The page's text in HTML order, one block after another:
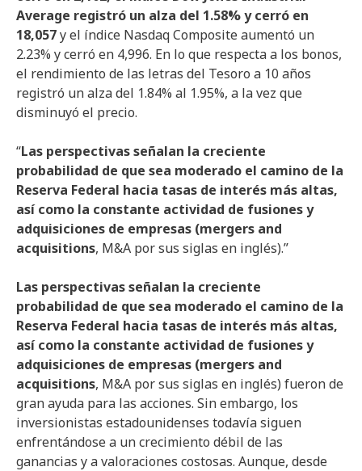
Average registró un alza del 1.58% y cerró en
18,057y el índice Nasdaq Composite aumentó un
2.23% y cerró en 4,996. En lo que respecta a los bonos,
el rendimiento de las letras del Tesoro a 10 años
registró un alza del 1.84% al 1.95%, a la vez que
disminuyó el precio.
“Las perspectivas señalan la creciente
probabilidad de que sea moderado el camino de la
Reserva Federal hacia tasas de interés más altas,
así como la constante actividad de fusiones y
adquisiciones de empresas (mergers and
acquisitions, M&A por sus siglas en inglés).”
Las perspectivas señalan la creciente
probabilidad de que sea moderado el camino de la
Reserva Federal hacia tasas de interés más altas,
así como la constante actividad de fusiones y
adquisiciones de empresas (mergers and
acquisitions, M&A por sus siglas en inglés) fueron de
gran ayuda para las acciones. Sin embargo, los
inversionistas estadounidenses todavía siguen
enfrentándose a un crecimiento débil de las
ganancias y a valoraciones costosas. Aunque, desde